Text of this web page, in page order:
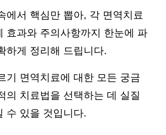
에서 핵심만 뽑아, 각 면역치료
효과와 주의사항까지 한눈에 파
하게 정리해 드립니다.
기 면역치료에 대한 모든 궁금
의 치료법을 선택하는 데 실질
수 있을 것입니다.